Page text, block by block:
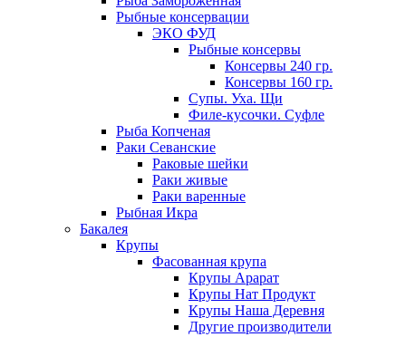
Рыбные консервации
ЭКО ФУД
Рыбные консервы
Консервы 240 гр.
Консервы 160 гр.
Супы. Уха. Щи
Филе-кусочки. Суфле
Рыба Копченая
Раки Севанские
Раковые шейки
Раки живые
Раки варенные
Рыбная Икра
Бакалея
Крупы
Фасованная крупа
Крупы Арарат
Крупы Нат Продукт
Крупы Наша Деревня
Другие производители